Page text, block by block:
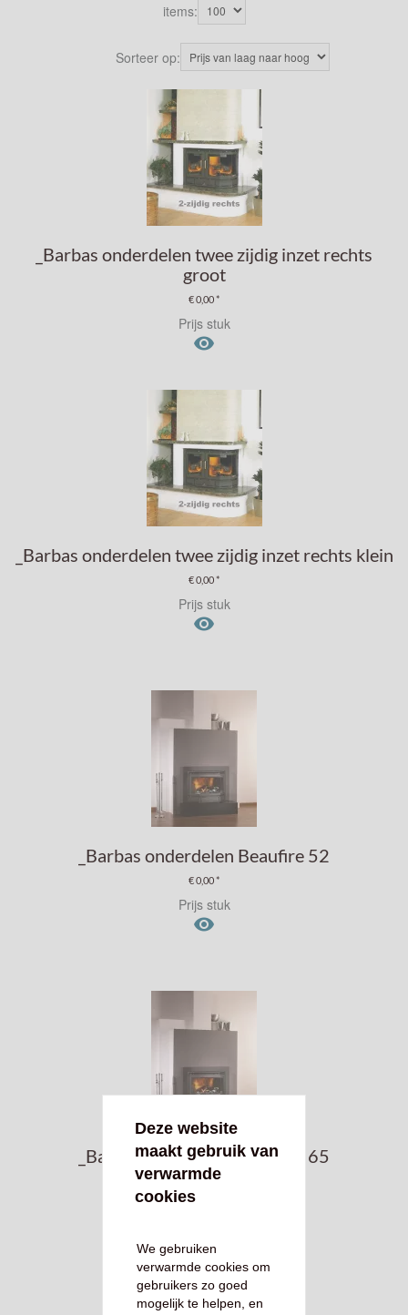
items:
Sorteer op:
_Barbas onderdelen twee zijdig inzet rechts
groot
€ 0,00 *
Prijs stuk

_Barbas onderdelen twee zijdig inzet rechts klein
€ 0,00 *
Prijs stuk

_Barbas onderdelen Beaufire 52
€ 0,00 *
Prijs stuk

_Barbas onderdelen Beaufire 65
€ 0,00 *
Prijs stuk
Deze website
maakt gebruik van
verwarmde
cookies
We gebruiken
verwarmde cookies om
gebruikers zo goed
mogelijk te helpen, en